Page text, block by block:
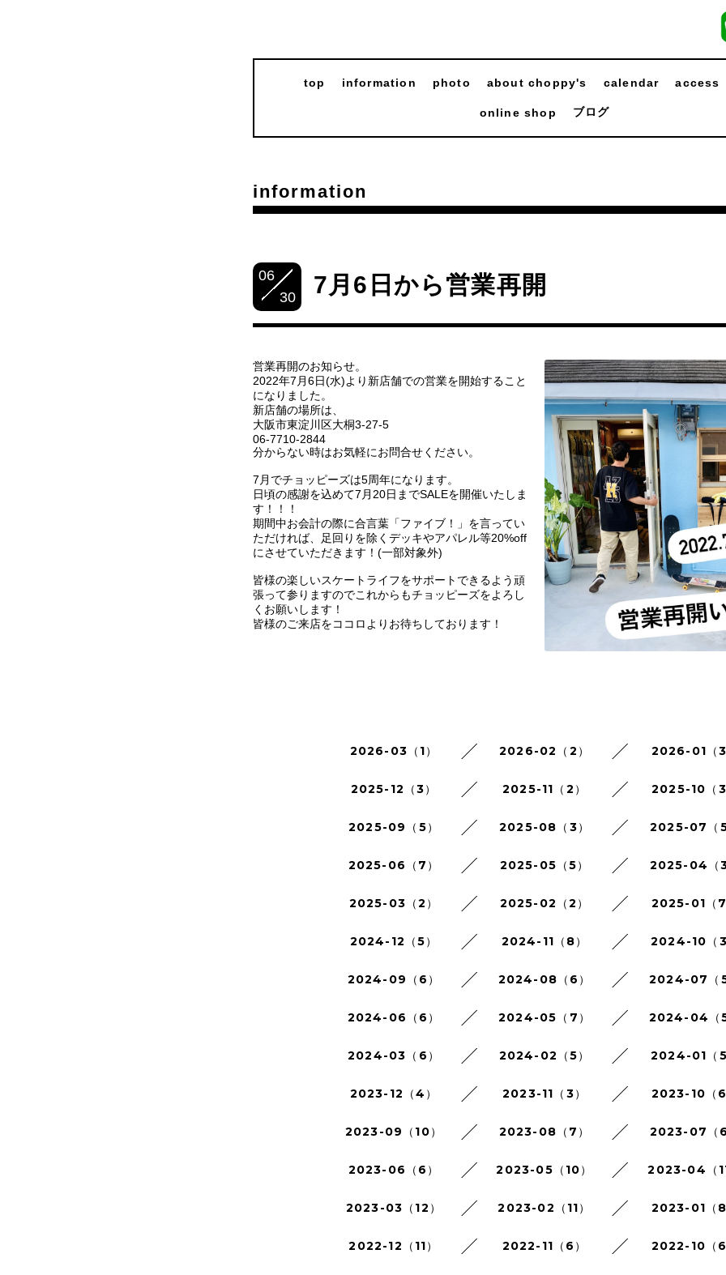
top information photo about choppy's calendar access
online shop ブログ
information
06
30
7月6日から営業再開
営業再開のお知らせ。
2022年7月6日(水)より新店舗での営業を開始すること
になりました。
新店舗の場所は、
大阪市東淀川区大桐3-27-5
06-7710-2844
分からない時はお気軽にお問合せください。
7月でチョッピーズは5周年になります。
日頃の感謝を込めて7月20日までSALEを開催いたしま
す！！！
期間中お会計の際に合言葉「ファイブ！」を言ってい
ただければ、足回りを除くデッキやアパレル等20%off
にさせていただきます！(一部対象外)
皆様の楽しいスケートライフをサポートできるよう頑
張って参りますのでこれからもチョッピーズをよろし
くお願いします！
皆様のご来店をココロよりお待ちしております！
2026-03（1） 2026-02（2） 2026-01（3
2025-12（3） 2025-11（2） 2025-10（3
2025-09（5） 2025-08（3） 2025-07（5
2025-06（7） 2025-05（5） 2025-04（3
2025-03（2） 2025-02（2） 2025-01（7
2024-12（5） 2024-11（8） 2024-10（3
2024-09（6） 2024-08（6） 2024-07（5
2024-06（6） 2024-05（7） 2024-04（5
2024-03（6） 2024-02（5） 2024-01（5
2023-12（4） 2023-11（3） 2023-10（6
2023-09（10） 2023-08（7） 2023-07（6
2023-06（6） 2023-05（10） 2023-04（11
2023-03（12） 2023-02（11） 2023-01（8
2022-12（11） 2022-11（6） 2022-10（6